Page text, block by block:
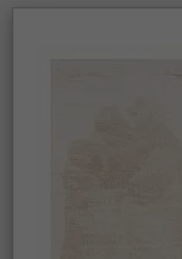
varmere
Er rya-tæpper
Ja, rya-tæpper er
form over tid.
bidrager til et